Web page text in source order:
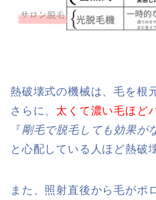
熱破壊式の機械は、毛を根
さらに、 太くて濃い毛ほど
『剛毛で脱毛しても効果が
と心配している人ほど熱破
また、照射直後から毛がポ